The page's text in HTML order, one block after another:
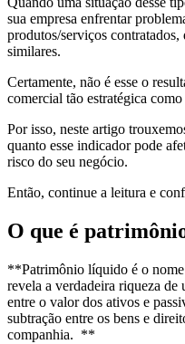
sua empresa enfrentar
produtos/serviços contratados,
similares.
Certamente, não é esse o
comercial tão estratégica como
Por isso, neste artigo
quanto esse indicador pode
risco do seu negócio.
Então, continue a leitura e
O que é
**Patrimônio líquido é o
revela a verdadeira riqueza de
entre o valor dos ativos e
subtração entre os bens e
companhia. **